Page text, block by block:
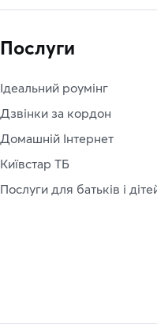
Послуги
Ідеальний роумінг
Дзвінки за кордон
Домашній Інтернет
Київстар ТБ
Послуги для батьків і